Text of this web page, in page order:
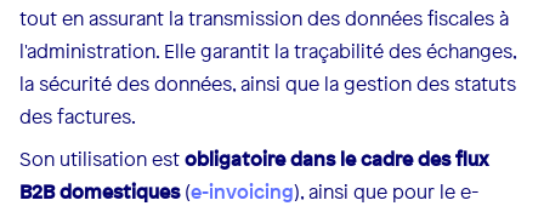
tout en assurant la transmission des données fiscales à
l'administration. Elle garantit la traçabilité des échanges,
la sécurité des données, ainsi que la gestion des statuts
des factures.
Son utilisation estobligatoire dans le cadre des flux
B2B domestiques(e-invoicing), ainsi que pour le e-